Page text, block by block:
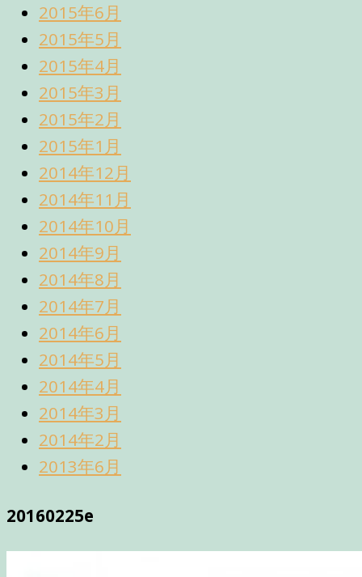
2015年6月
2015年5月
2015年4月
2015年3月
2015年2月
2015年1月
2014年12月
2014年11月
2014年10月
2014年9月
2014年8月
2014年7月
2014年6月
2014年5月
2014年4月
2014年3月
2014年2月
2013年6月
20160225e